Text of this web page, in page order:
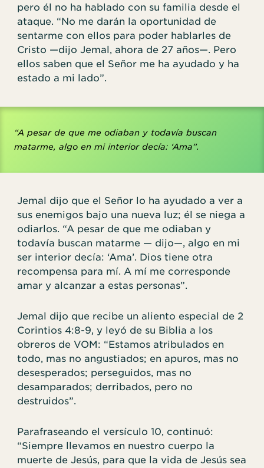
pero él no ha hablado con su familia desde el
ataque. “No me darán la oportunidad de
sentarme con ellos para poder hablarles de
Cristo —dijo Jemal, ahora de 27 años—. Pero
ellos saben que el Señor me ha ayudado y ha
estado a mi lado”.
“A pesar de que me odiaban y todavía buscan
matarme, algo en mi interior decía: ‘Ama”.
Jemal dijo que el Señor lo ha ayudado a ver a
sus enemigos bajo una nueva luz; él se niega a
odiarlos. “A pesar de que me odiaban y
todavía buscan matarme — dijo—, algo en mi
ser interior decía: ‘Ama’. Dios tiene otra
recompensa para mí. A mí me corresponde
amar y alcanzar a estas personas”.
Jemal dijo que recibe un aliento especial de 2
Corintios 4:8-9, y leyó de su Biblia a los
obreros de VOM: “Estamos atribulados en
todo, mas no angustiados; en apuros, mas no
desesperados; perseguidos, mas no
desamparados; derribados, pero no
destruidos”.
Parafraseando el versículo 10, continuó:
“Siempre llevamos en nuestro cuerpo la
muerte de Jesús, para que la vida de Jesús sea